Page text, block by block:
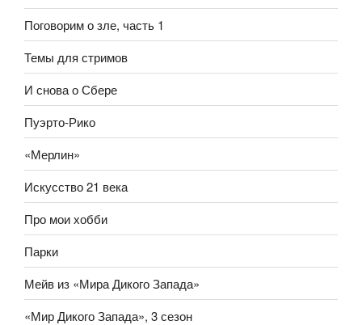
Поговорим о зле, часть 1
Темы для стримов
И снова о Сбере
Пуэрто-Рико
«Мерлин»
Искусство 21 века
Про мои хобби
Парки
Мейв из «Мира Дикого Запада»
«Мир Дикого Запада», 3 сезон